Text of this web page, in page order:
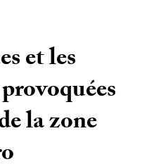
et les
la zone